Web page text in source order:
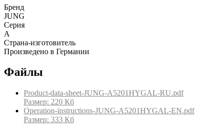
Бренд
JUNG
Серия
A
Страна-изготовитель
Произведено в Германии
Файлы
Product-data-sheet-JUNG-A5201HYGAL-RU.pdf
Размер: 220 Кб
Operation-instructions-JUNG-A5201HYGAL-EN.pdf
Размер: 333 Кб